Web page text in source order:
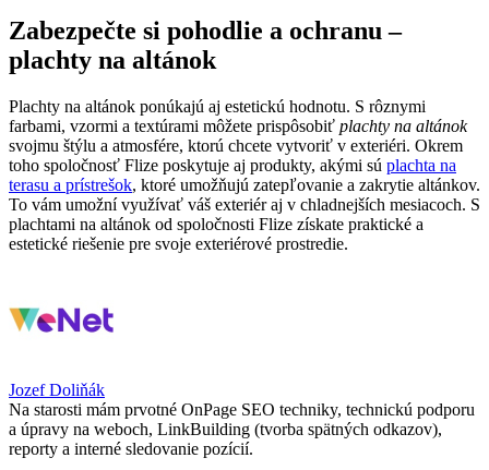
Zabezpečte si pohodlie a ochranu –
plachty na altánok
Plachty na altánok ponúkajú aj estetickú hodnotu. S rôznymi
farbami, vzormi a textúrami môžete prispôsobiť plachty na altánok
svojmu štýlu a atmosfére, ktorú chcete vytvoriť v exteriéri. Okrem
toho spoločnosť Flize poskytuje aj produkty, akými sú plachta na
terasu a prístrešok, ktoré umožňujú zatepľovanie a zakrytie altánkov.
To vám umožní využívať váš exteriér aj v chladnejších mesiacoch. S
plachtami na altánok od spoločnosti Flize získate praktické a
estetické riešenie pre svoje exteriérové prostredie.
Jozef Doliňák
Na starosti mám prvotné OnPage SEO techniky, technickú podporu
a úpravy na weboch, LinkBuilding (tvorba spätných odkazov),
reporty a interné sledovanie pozícií.